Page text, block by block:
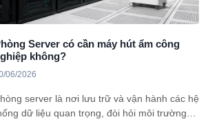
Server có cần máy hút ẩm công
không?
06/2026
server là nơi lưu trữ và vận hành các hệ
dữ liệu quan trọng, đòi hỏi môi trường